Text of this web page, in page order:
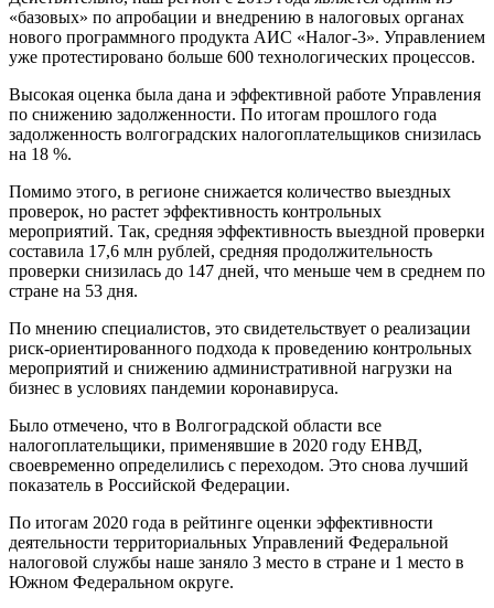
«базовых» по апробации и внедрению в налоговых органах
нового программного продукта АИС «Налог-3». Управлением
уже протестировано больше 600 технологических процессов.
Высокая оценка была дана и эффективной работе Управления
по снижению задолженности. По итогам прошлого года
задолженность волгоградских налогоплательщиков снизилась
на 18 %.
Помимо этого, в регионе снижается количество выездных
проверок, но растет эффективность контрольных
мероприятий. Так, средняя эффективность выездной проверки
составила 17,6 млн рублей, средняя продолжительность
проверки снизилась до 147 дней, что меньше чем в среднем по
стране на 53 дня.
По мнению специалистов, это свидетельствует о реализации
риск-ориентированного подхода к проведению контрольных
мероприятий и снижению административной нагрузки на
бизнес в условиях пандемии коронавируса.
Было отмечено, что в Волгоградской области все
налогоплательщики, применявшие в 2020 году ЕНВД,
своевременно определились с переходом. Это снова лучший
показатель в Российской Федерации.
По итогам 2020 года в рейтинге оценки эффективности
деятельности территориальных Управлений Федеральной
налоговой службы наше заняло 3 место в стране и 1 место в
Южном Федеральном округе.